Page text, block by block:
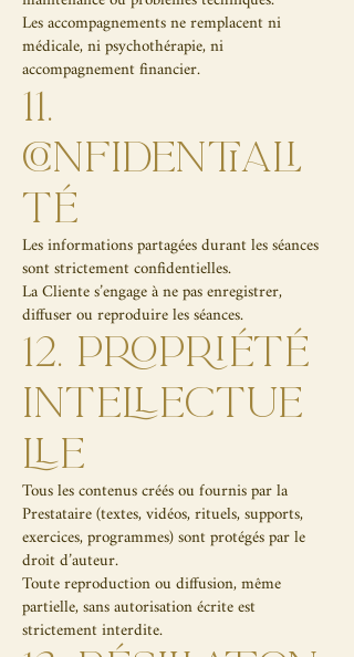
Les accompagnements ne remplacent ni
médicale, ni psychothérapie, ni
accompagnement financier.
11.
CONFIDENTIALI
TÉ
Les informations partagées durant les séances
sont strictement confidentielles.
La Cliente s’engage à ne pas enregistrer,
diffuser ou reproduire les séances.
12. PROPRIÉTÉ
INTELLECTUE
LLE
Tous les contenus créés ou fournis par la
Prestataire (textes, vidéos, rituels, supports,
exercices, programmes) sont protégés par le
droit d’auteur.
Toute reproduction ou diffusion, même
partielle, sans autorisation écrite est
strictement interdite.